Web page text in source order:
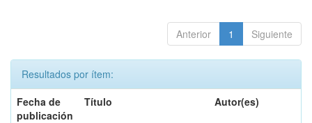
Anterior 1 Siguiente
Resultados por ítem:
Fecha de
publicación
Título Autor(es)